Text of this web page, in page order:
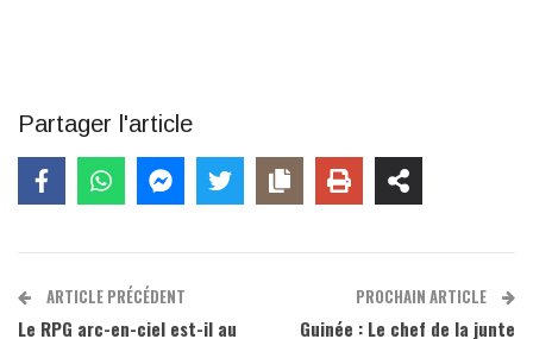
Partager l'article
ARTICLE PRÉCÉDENT
Le RPG arc-en-ciel est-il au
PROCHAIN ARTICLE
Guinée : Le chef de la junte